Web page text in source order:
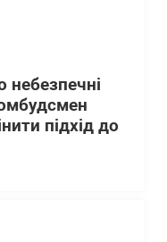
небезпечні
омбудсмен
підхід до